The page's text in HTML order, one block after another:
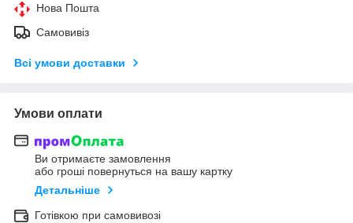
Нова Пошта
Самовивіз
Всі умови доставки
Умови оплати
Ви отримаєте замовлення
або гроші повернуться на вашу картку
Детальніше
Готівкою при самовивозі